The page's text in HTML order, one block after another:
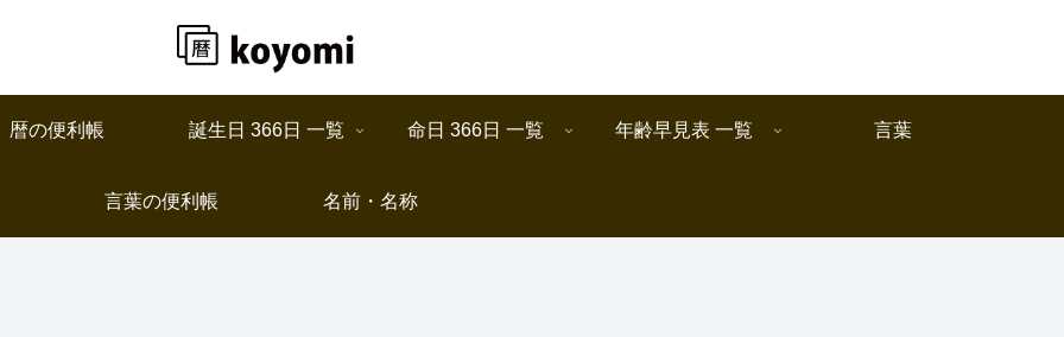
暦の便利帳 誕生日 366日 一覧 命日 366日 一覧 年齢早見表 一覧 言葉
言葉の便利帳 名前・名称